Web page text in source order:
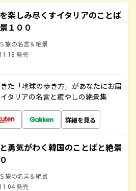
楽しみ尽くすイタリアのことば
１００
旅の名言＆絶景
発売
た「地球の歩き方」があなたにお届
タリアの名言と癒やしの絶景集
詳細を見る
勇気がわく韓国のことばと絶景
旅の名言＆絶景
発売